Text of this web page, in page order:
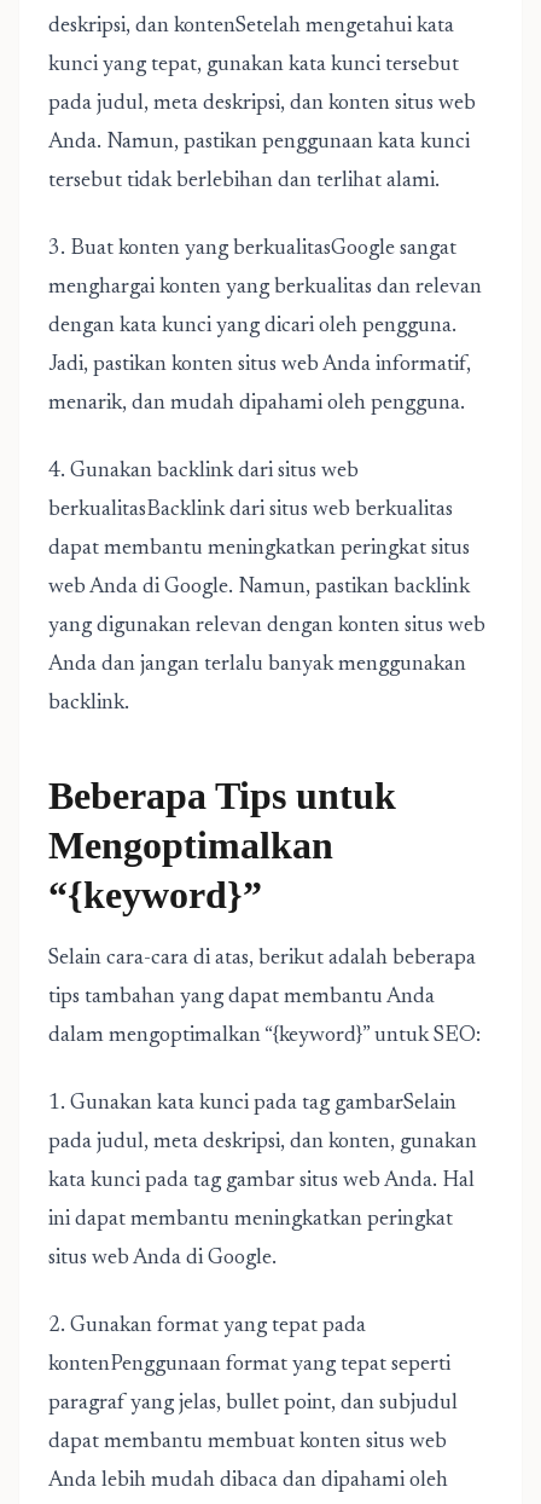
deskripsi, dan kontenSetelah mengetahui kata
kunci yang tepat, gunakan kata kunci tersebut
pada judul, meta deskripsi, dan konten situs web
Anda. Namun, pastikan penggunaan kata kunci
tersebut tidak berlebihan dan terlihat alami.
3. Buat konten yang berkualitasGoogle sangat
menghargai konten yang berkualitas dan relevan
dengan kata kunci yang dicari oleh pengguna.
Jadi, pastikan konten situs web Anda informatif,
menarik, dan mudah dipahami oleh pengguna.
4. Gunakan backlink dari situs web
berkualitasBacklink dari situs web berkualitas
dapat membantu meningkatkan peringkat situs
web Anda di Google. Namun, pastikan backlink
yang digunakan relevan dengan konten situs web
Anda dan jangan terlalu banyak menggunakan
backlink.
Beberapa Tips untuk
Mengoptimalkan
“{keyword}”
Selain cara-cara di atas, berikut adalah beberapa
tips tambahan yang dapat membantu Anda
dalam mengoptimalkan “{keyword}” untuk SEO:
1. Gunakan kata kunci pada tag gambarSelain
pada judul, meta deskripsi, dan konten, gunakan
kata kunci pada tag gambar situs web Anda. Hal
ini dapat membantu meningkatkan peringkat
situs web Anda di Google.
2. Gunakan format yang tepat pada
kontenPenggunaan format yang tepat seperti
paragraf yang jelas, bullet point, dan subjudul
dapat membantu membuat konten situs web
Anda lebih mudah dibaca dan dipahami oleh